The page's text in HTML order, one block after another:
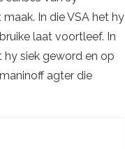
In die VSA het hy
laat voortleef. In
hy siek geword en op
agter die